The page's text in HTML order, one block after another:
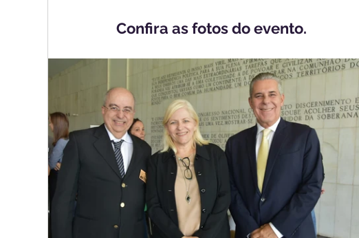
Confira as fotos do evento.